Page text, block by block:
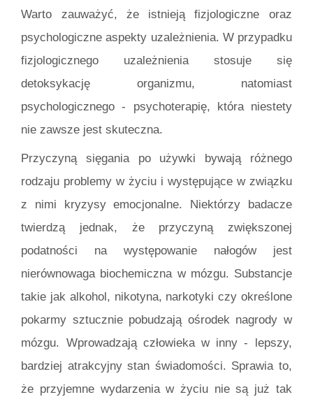
Warto zauważyć, że istnieją fizjologiczne oraz
psychologiczne aspekty uzależnienia. W przypadku
fizjologicznego uzależnienia stosuje się
detoksykację organizmu, natomiast
psychologicznego - psychoterapię, która niestety
nie zawsze jest skuteczna.
Przyczyną sięgania po używki bywają różnego
rodzaju problemy w życiu i występujące w związku
z nimi kryzysy emocjonalne. Niektórzy badacze
twierdzą jednak, że przyczyną zwiększonej
podatności na występowanie nałogów jest
nierównowaga biochemiczna w mózgu. Substancje
takie jak alkohol, nikotyna, narkotyki czy określone
pokarmy sztucznie pobudzają ośrodek nagrody w
mózgu. Wprowadzają człowieka w inny - lepszy,
bardziej atrakcyjny stan świadomości. Sprawia to,
że przyjemne wydarzenia w życiu nie są już tak